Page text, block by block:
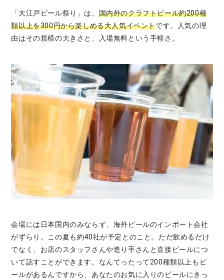
「大江戸ビール祭り」は、 国内外のクラフトビール約200種
類以上を300円から楽しめる大人気イベントです。人気の理
由はその規模の大きさと、入場無料という手軽さ。
会場には日本国内のみならず、海外ビールのインポート会社
がずらり。この夏も約40社が予定とのこと。ただ飲めるだけ
でなく、お店のスタッフさんや造り手さんと直接ビールにつ
いて話すことができます。なんてったって200種類以上もビ
ールがあるんですから、あなたのお気に入りのビールにきっ